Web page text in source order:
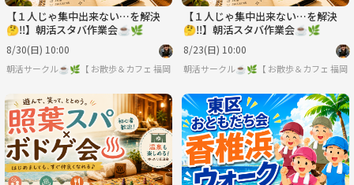
【１人じゃ集中出来ない…を解決
🤔‼️】朝活スタバ作業会☕️🌿
8/30(日) 10:00
朝活サークル☕️🌿【 お散歩＆カフェ作業会 】
福岡
【１人じゃ集中出来ない…を解決
🤔‼️】朝活スタバ作業会☕️🌿
8/23(日) 10:00
朝活サークル☕️🌿【 お散歩＆カフェ作業
福岡